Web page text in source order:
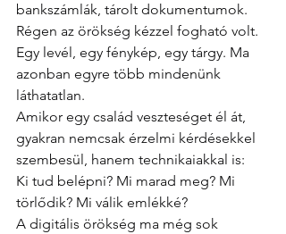
bankszámlák, tárolt dokumentumok.
Régen az örökség kézzel fogható volt.
Egy levél, egy fénykép, egy tárgy. Ma
azonban egyre több mindenünk
láthatatlan.
Amikor egy család veszteséget él át,
gyakran nemcsak érzelmi kérdésekkel
szembesül, hanem technikaiakkal is:
Ki tud belépni? Mi marad meg? Mi
törlődik? Mi válik emlékké?
A digitális örökség ma még sok